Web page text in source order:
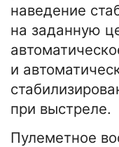
наведение
на заданную
и
при выстреле.
Пулеметное